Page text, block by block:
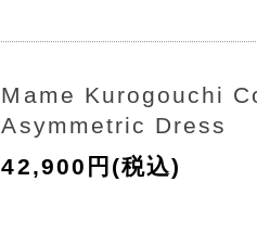
Mame Kurogouchi
Asymmetric Dress
42,900円(税込)